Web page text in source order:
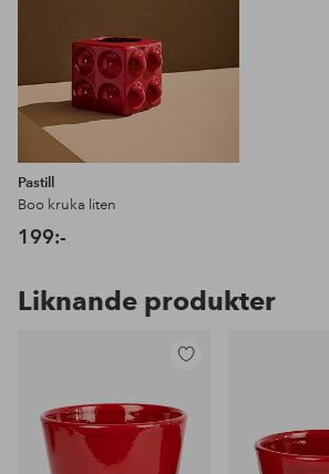
Pastill
Boo kruka liten
199:-
Liknande produkter
i
favoriter